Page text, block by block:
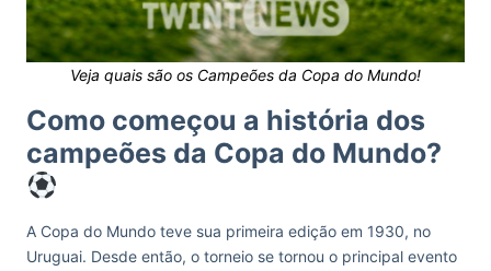
Veja quais são os Campeões da Copa do Mundo!
Como começou a história dos
campeões da Copa do Mundo?
A Copa do Mundo teve sua primeira edição em 1930, no
Uruguai. Desde então, o torneio se tornou o principal evento